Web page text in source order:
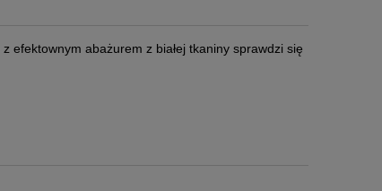
efektownym abażurem z białej tkaniny sprawdzi się